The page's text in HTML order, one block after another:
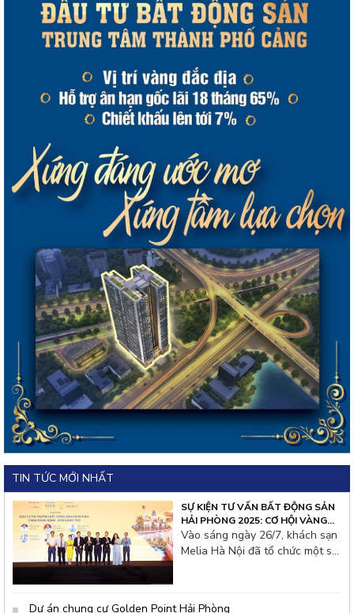
TIN TỨC MỚI NHẤT
SỰ KIỆN TƯ VẤN BẤT ĐỘNG SẢN
HẢI PHÒNG 2025: CƠ HỘI VÀNG
CHO NHÀ ĐẦU TƯ THỦ ĐÔ
Vào sáng ngày 26/7, khách sạn
Melia Hà Nội đã tổ chức một sự
Dự án chung cư Golden Point Hải Phòng